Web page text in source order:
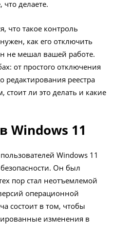
делаете.
что такое контроль
как его отключить
не мешал вашей работе.
от простого отключения
редактирования реестра
ли это делать и какие
Windows 11
Windows 11
Он был
пор стал неотъемлемой
операционной
состоит в том, чтобы
изменения в